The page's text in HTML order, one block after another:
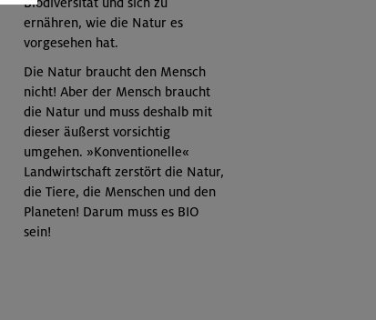
ernähren, wie die Natur es
vorgesehen hat.
Die Natur braucht den Mensch
nicht! Aber der Mensch braucht
die Natur und muss deshalb mit
dieser äußerst vorsichtig
umgehen. »Konventionelle«
Landwirtschaft zerstört die Natur,
die Tiere, die Menschen und den
Planeten! Darum muss es BIO
sein!